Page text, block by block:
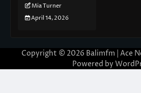
Mia Turner
April 14, 2026
Copyright © 2026 Balimfm | Ace
Powered by